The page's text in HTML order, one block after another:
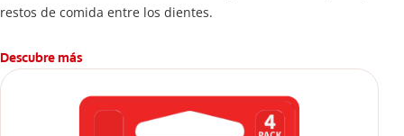
restos de comida entre los dientes.
Descubre más